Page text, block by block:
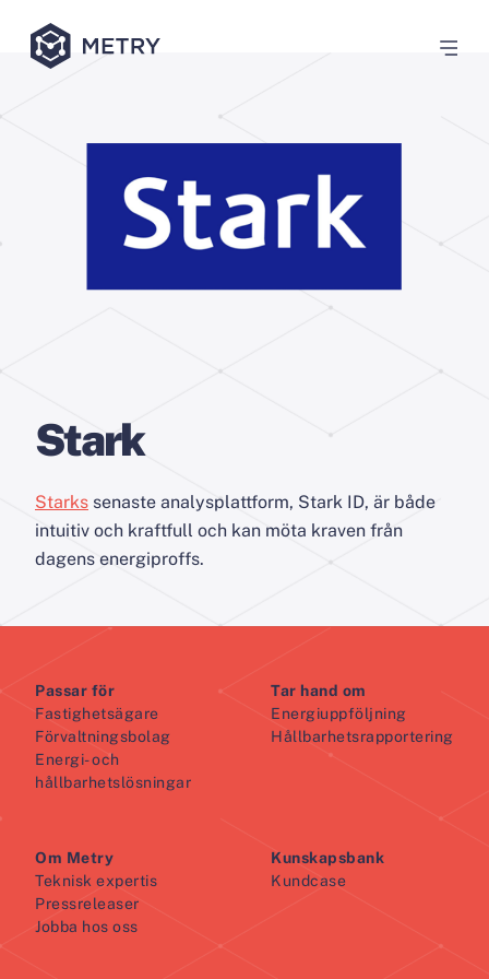
Stark
Starks senaste analysplattform, Stark ID, är både
intuitiv och kraftfull och kan möta kraven från
dagens energiproffs.
Passar för
Fastighetsägare
Förvaltningsbolag
Energi- och
hållbarhetslösningar
Tar hand om
Energiuppföljning
Hållbarhetsrapportering
Om Metry
Teknisk expertis
Pressreleaser
Jobba hos oss
Kunskapsbank
Kundcase